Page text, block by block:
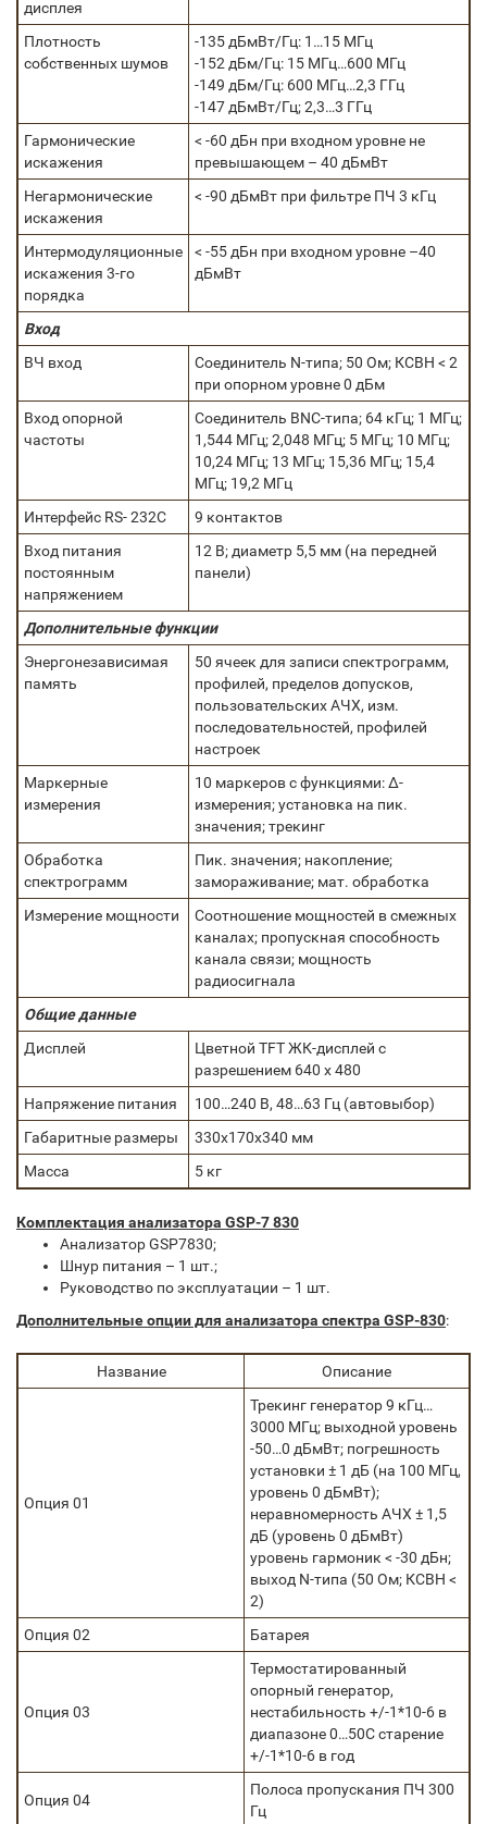
дисплея
Плотность
собственных шумов
-135 дБмВт/Гц: 1…15 МГц
-152 дБм/Гц: 15 МГц…600 МГц
-149 дБм/Гц: 600 МГц…2,3 ГГц
-147 дБмВт/Гц; 2,3…3 ГГц
Гармонические
искажения
< -60 дБн при входном уровне не
превышающем – 40 дБмВт
Негармонические
искажения
< -90 дБмВт при фильтре ПЧ 3 кГц
Интермодуляционные
искажения 3-го
порядка
< -55 дБн при входном уровне –40
дБмВт
Вход
ВЧ вход
Соединитель N-типа; 50 Ом; КСВН < 2
при опорном уровне 0 дБм
Вход опорной
частоты
Соединитель BNC-типа; 64 кГц; 1 МГц;
1,544 МГц; 2,048 МГц; 5 МГц; 10 МГц;
10,24 МГц; 13 МГц; 15,36 МГц; 15,4
МГц; 19,2 МГц
Интерфейс RS- 232C
9 контактов
Вход питания
постоянным
напряжением
12 В; диаметр 5,5 мм (на передней
панели)
Дополнительные функции
Энергонезависимая
память
50 ячеек для записи спектрограмм,
профилей, пределов допусков,
пользовательских АЧХ, изм.
последовательностей, профилей
настроек
Маркерные
измерения
10 маркеров с функциями: ∆-
измерения; установка на пик.
значения; трекинг
Обработка
спектрограмм
Пик. значения; накопление;
замораживание; мат. обработка
Измерение мощности
Соотношение мощностей в смежных
каналах; пропускная способность
канала связи; мощность
радиосигнала
Общие данные
Дисплей
Цветной TFT ЖК-дисплей с
разрешением 640 х 480
Напряжение питания
100…240 В, 48…63 Гц (автовыбор)
Габаритные размеры
330х170х340 мм
Масса
5 кг
Комплектация анализатора GSP-7 830
Анализатор GSP7830;
Шнур питания – 1 шт.;
Руководство по эксплуатации – 1 шт.
Дополнительные опции для анализатора спектра GSP-830:
Название Описание
Опция 01
Трекинг генератор 9 кГц…
3000 МГц; выходной уровень
-50…0 дБмВт; погрешность
установки ± 1 дБ (на 100 МГц,
уровень 0 дБмВт);
неравномерность АЧХ ± 1,5
дБ (уровень 0 дБмВт)
уровень гармоник < -30 дБн;
выход N-типа (50 Ом; КСВН <
2)
Опция 02
Батарея
Опция 03
Термостатированный
опорный генератор,
нестабильность +/-1*10-6 в
диапазоне 0…50С старение
+/-1*10-6 в год
Опция 04
Полоса пропускания ПЧ 300
Гц